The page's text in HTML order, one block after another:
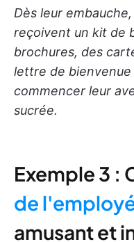
Dès leur
reçoivent un kit de
brochures, des
lettre de
commencer leur
sucrée.
Exemple 3 :
de
amusant et